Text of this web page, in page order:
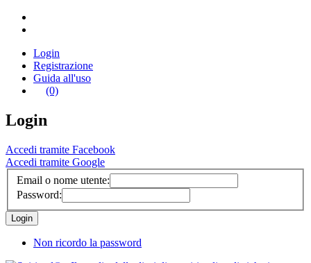
Login
Registrazione
Guida all'uso
(0)
Login
Accedi tramite Facebook
Accedi tramite Google
Email o nome utente:
Password:
Non ricordo la password